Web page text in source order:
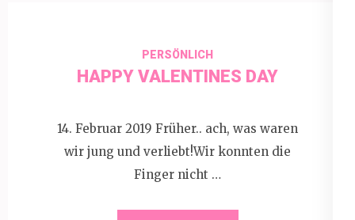
PERSÖNLICH
HAPPY VALENTINES DAY
14. Februar 2019 Früher.. ach, was waren
wir jung und verliebt!Wir konnten die
Finger nicht …